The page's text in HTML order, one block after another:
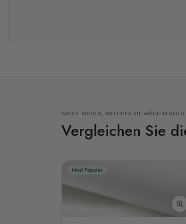
NICHT SICHER, WELCHES SIE WÄHLEN
Vergleichen Sie
Most Popular